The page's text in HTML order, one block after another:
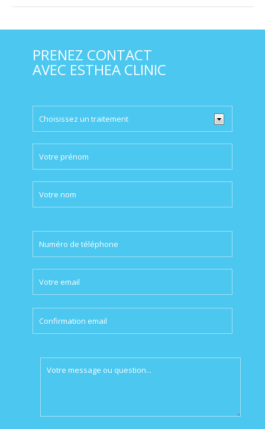
PRENEZ CONTACT
AVEC ESTHEA CLINIC
leave
this
field